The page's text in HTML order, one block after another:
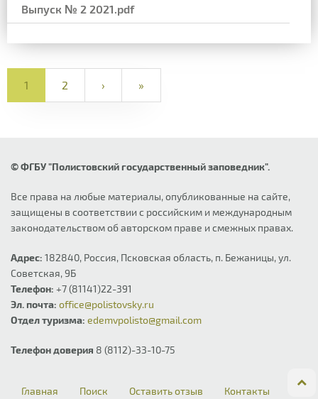
Выпуск № 2 2021.pdf
1 2 › »
© ФГБУ "Полистовский государственный заповедник".
Все права на любые материалы, опубликованные на сайте,
защищены в соответствии с российским и международным
законодательством об авторском праве и смежных правах.
Адрес: 182840, Россия, Псковская область, п. Бежаницы, ул.
Советская, 9Б
Телефон: +7 (81141)22-391
Эл. почта: office@polistovsky.ru
Отдел туризма: edemvpolisto@gmail.com
Телефон доверия 8 (8112)-33-10-75
Главная Поиск Оставить отзыв Контакты